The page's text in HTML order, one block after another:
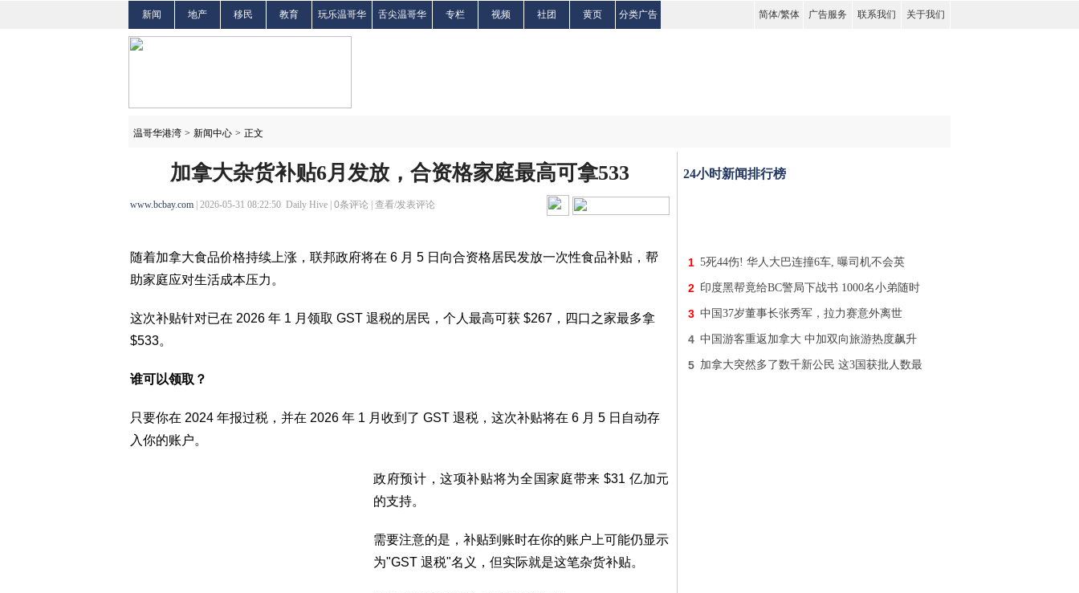
新闻 地产 移民 教育 玩乐温哥华 舌尖温哥华 专栏 视频 社团 黄页 分类广告 简体/繁体 广告服务 联系我们 关于我们
温哥华港湾 > 新闻中心 > 正文
加拿大杂货补贴6月发放，合资格家庭最高可拿533
www.bcbay.com | 2026-05-31 08:22:50 Daily Hive | 0条评论 | 查看/发表评论
随着加拿大食品价格持续上涨，联邦政府将在 6 月 5 日向合资格居民发放一次性食品补贴，帮
助家庭应对生活成本压力。
这次补贴针对已在 2026 年 1 月领取 GST 退税的居民，个人最高可获 $267，四口之家最多拿
$533。
谁可以领取？
只要你在 2024 年报过税，并在 2026 年 1 月收到了 GST 退税，这次补贴将在 6 月 5 日自动存
入你的账户。
政府预计，这项补贴将为全国家庭带来 $31 亿加元
的支持。
需要注意的是，补贴到账时在你的账户上可能仍显示
为"GST 退税"名义，但实际就是这笔杂货补贴。
24小时新闻排行榜
1 5死44伤! 华人大巴连撞6车, 曝司机不会英
2 印度黑帮竟给BC警局下战书 1000名小弟随时
3 中国37岁董事长张秀军，拉力赛意外离世
4 中国游客重返加拿大 中加双向旅游热度飙升
5 加拿大突然多了数千新公民 这3国获批人数最